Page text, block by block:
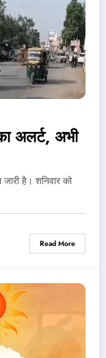
अलर्ट, अभी
है। शनिवार को
Read More